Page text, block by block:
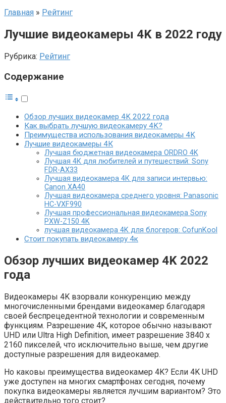
Главная » Рейтинг
Лучшие видеокамеры 4K в 2022 году
Рубрика: Рейтинг
Содержание
Обзор лучших видеокамер 4K 2022 года
Как выбрать лучшую видеокамеру 4K?
Преимущества использования видеокамеры 4K
Лучшие видеокамеры 4К
Лучшая бюджетная видеокамера ORDRO 4K
Лучшая 4К для любителей и путешествий: Sony
FDR-AX33
Лучшая видеокамера 4К для записи интервью:
Canon XA40
Лучшая видеокамера среднего уровня: Panasonic
HC-VXF990
Лучшая профессиональная видеокамера Sony
PXW-Z150 4K
лучшая видеокамера 4K для блогеров: CofunKool
Стоит покупать видеокамеру 4к
Обзор лучших видеокамер 4K 2022
года
Видеокамеры 4K взорвали конкуренцию между
многочисленными брендами видеокамер благодаря
своей беспрецедентной технологии и современным
функциям. Разрешение 4K, которое обычно называют
UHD или Ultra High Definition, имеет разрешение 3840 x
2160 пикселей, что исключительно выше, чем другие
доступные разрешения для видеокамер.
Но каковы преимущества видеокамер 4K? Если 4K UHD
уже доступен на многих смартфонах сегодня, почему
покупка видеокамеры является лучшим вариантом? Это
действительно того стоит?